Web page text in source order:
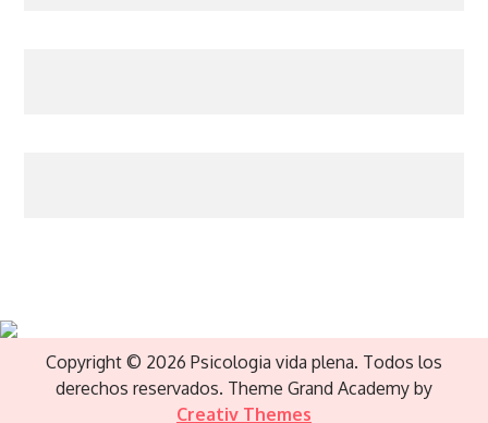
Copyright © 2026 Psicologia vida plena. Todos los
derechos reservados. Theme Grand Academy by
Creativ Themes